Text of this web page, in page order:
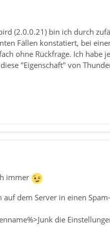
(2.0.0.21) bin ich durch
Fällen konstatiert, bei
ohne Rückfrage. Ich habe
"Eigenschaft" von
immer
dem Server in einen
die